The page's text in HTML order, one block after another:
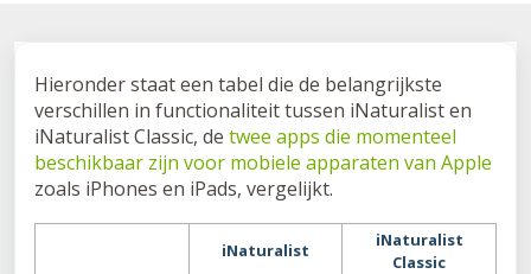
Hieronder staat een tabel die de belangrijkste
verschillen in functionaliteit tussen iNaturalist en
iNaturalist Classic, de twee apps die momenteel
beschikbaar zijn voor mobiele apparaten van Apple
zoals iPhones en iPads, vergelijkt.
iNaturalist
iNaturalist
Classic